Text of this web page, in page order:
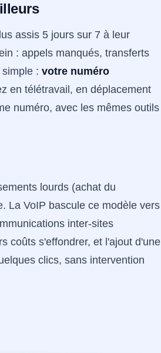
assis 5 jours sur 7 à leur
: appels manqués, transferts
: votre numéro
en télétravail, en déplacement
numéro, avec les mêmes outils
lourds (achat du
La VoIP bascule ce modèle vers
inter-sites
coûts s'effondrer, et l'ajout d'une
clics, sans intervention